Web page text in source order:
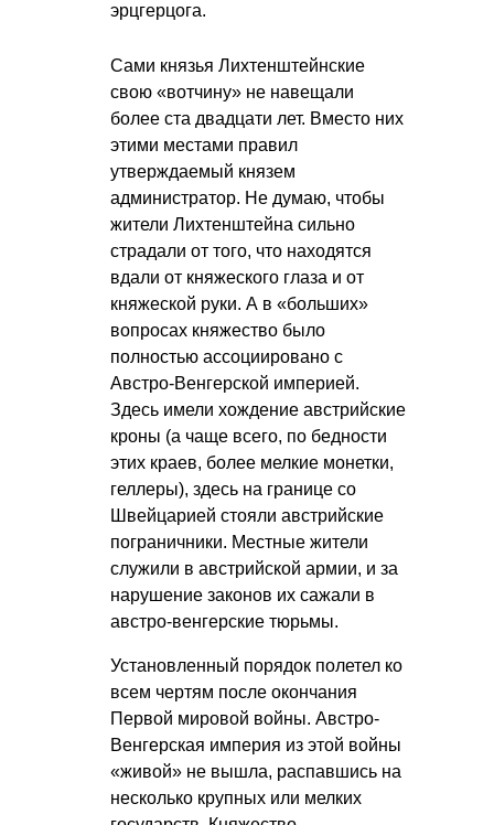
эрцгерцога.
Сами князья Лихтенштейнские
свою «вотчину» не навещали
более ста двадцати лет. Вместо них
этими местами правил
утверждаемый князем
администратор. Не думаю, чтобы
жители Лихтенштейна сильно
страдали от того, что находятся
вдали от княжеского глаза и от
княжеской руки. А в «больших»
вопросах княжество было
полностью ассоциировано с
Австро-Венгерской империей.
Здесь имели хождение австрийские
кроны (а чаще всего, по бедности
этих краев, более мелкие монетки,
геллеры), здесь на границе со
Швейцарией стояли австрийские
пограничники. Местные жители
служили в австрийской армии, и за
нарушение законов их сажали в
австро-венгерские тюрьмы.
Установленный порядок полетел ко
всем чертям после окончания
Первой мировой войны. Австро-
Венгерская империя из этой войны
«живой» не вышла, распавшись на
несколько крупных или мелких